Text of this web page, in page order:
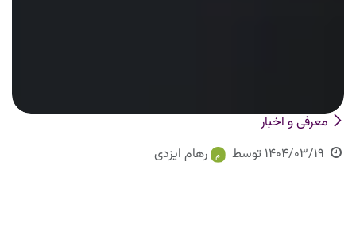
معرفی و اخبار
1404/03/19 توسط رهام ایزدی